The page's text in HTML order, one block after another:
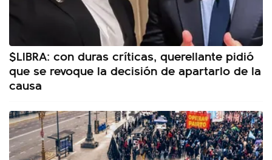
$LIBRA: con duras críticas, querellante pidió
que se revoque la decisión de apartarlo de la
causa